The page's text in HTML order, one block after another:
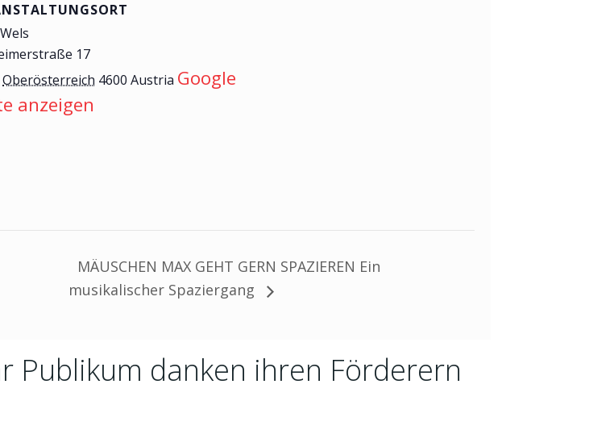
17
Oberösterreich 4600 Austria Google
anzeigen
MÄUSCHEN MAX GEHT GERN SPAZIEREN Ein
musikalischer Spaziergang
Publikum danken ihren Förderern